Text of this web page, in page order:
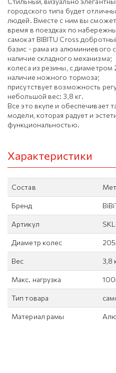
городского типа будет
людей. Вместе с ним вы
время в поездках по
самокат BIBITU Cross
базис - рама из алюминиевого
наличие складного механизма;
колеса из резины, с
наличие ножного тормоза;
присутствует возможность
небольшой вес: 3,8 кг.
Все это вкупе и обеспечивает
модели, которая радует и
функциональностью.
Характеристики
Состав
Бренд
Артикул
Диаметр колес
Вес 3,8
Макс. нагрузка
Тип товара
Материал рамы